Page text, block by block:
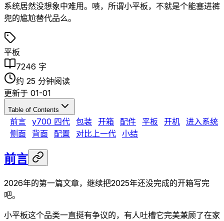
系统居然没想象中难用。啧，所谓小平板，不就是个能塞进裤
兜的尴尬替代品么。
平板
7246 字
约 25 分钟阅读
更新于 01-01
Table of Contents
前言 y700 四代 包装 开箱 配件 平板 开机 进入系统
侧面
背面 配置 对比上一代 小结
前言
2026年的第一篇文章，继续把2025年还没完成的开箱写完
吧。
小平板这个品类一直挺有争议的，有人吐槽它完美兼顾了在家